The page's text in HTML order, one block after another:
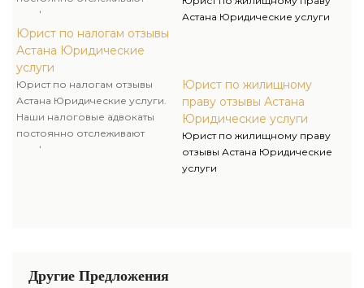
конфигурации в
законодательстве о налогах и
сборах и производят прогноз
судебной практики по
налоговым спорам.
Юрист по налогам отзывы
Астана Юридические
услуги
Юрист по налогам отзывы
Астана Юридические услуги.
Наши налоговые адвокаты
постоянно отслеживают
конфигурации в
Астана Юридические услуги
Юрист по жилищному
праву отзывы Астана
Юридические услуги
Юрист по жилищному праву
отзывы Астана Юридические
услуги
Другие Предложения